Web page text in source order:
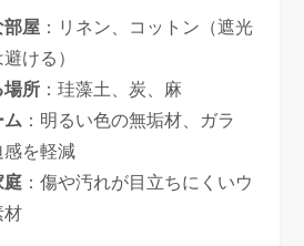
部屋 ：リネン、コットン（遮光
ける）
場所 ：珪藻土、炭、麻
：明るい色の無垢材、ガラ
感を軽減
庭 ：傷や汚れが目立ちにくいウ
材